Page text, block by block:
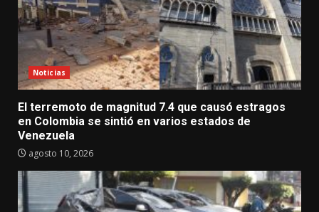
Noticias
El terremoto de magnitud 7.4 que causó estragos
en Colombia se sintió en varios estados de
Venezuela
agosto 10, 2026